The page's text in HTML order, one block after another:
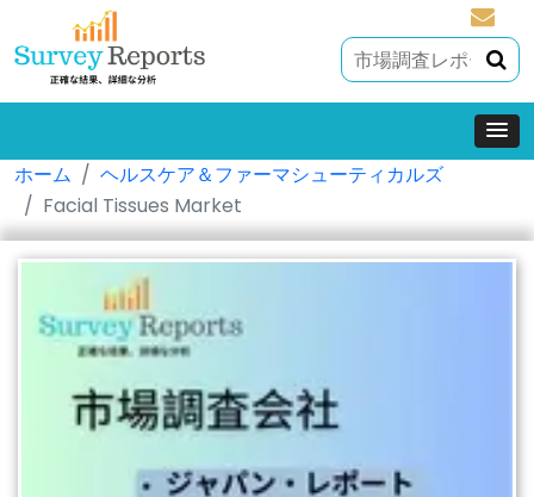
ホーム
ヘルスケア＆ファーマシューティカルズ
Facial Tissues Market